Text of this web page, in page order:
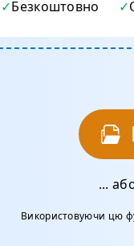
Безкоштовно
...
Використовуючи цю